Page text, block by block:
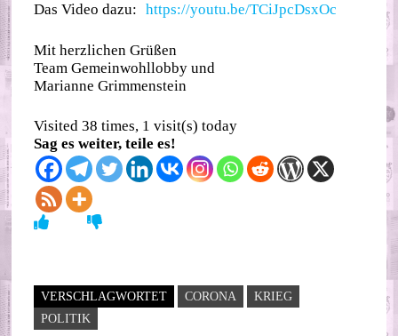
Das Video dazu:https://youtu.be/TCiJpcDsxOc
Mit herzlichen Grüßen
Team Gemeinwohllobby und
Marianne Grimmenstein
Visited 38 times, 1 visit(s) today
Sag es weiter, teile es!
VERSCHLAGWORTET CORONA
KRIEG
POLITIK